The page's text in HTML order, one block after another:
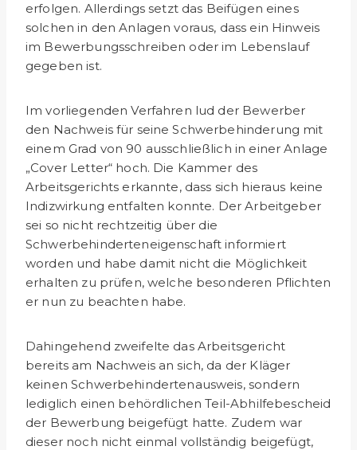
erfolgen. Allerdings setzt das Beifügen eines
solchen in den Anlagen voraus, dass ein Hinweis
im Bewerbungsschreiben oder im Lebenslauf
gegeben ist.
Im vorliegenden Verfahren lud der Bewerber
den Nachweis für seine Schwerbehinderung mit
einem Grad von 90 ausschließlich in einer Anlage
„Cover Letter“ hoch. Die Kammer des
Arbeitsgerichts erkannte, dass sich hieraus keine
Indizwirkung entfalten konnte. Der Arbeitgeber
sei so nicht rechtzeitig über die
Schwerbehinderteneigenschaft informiert
worden und habe damit nicht die Möglichkeit
erhalten zu prüfen, welche besonderen Pflichten
er nun zu beachten habe.
Dahingehend zweifelte das Arbeitsgericht
bereits am Nachweis an sich, da der Kläger
keinen Schwerbehindertenausweis, sondern
lediglich einen behördlichen Teil-Abhilfebescheid
der Bewerbung beigefügt hatte. Zudem war
dieser noch nicht einmal vollständig beigefügt,